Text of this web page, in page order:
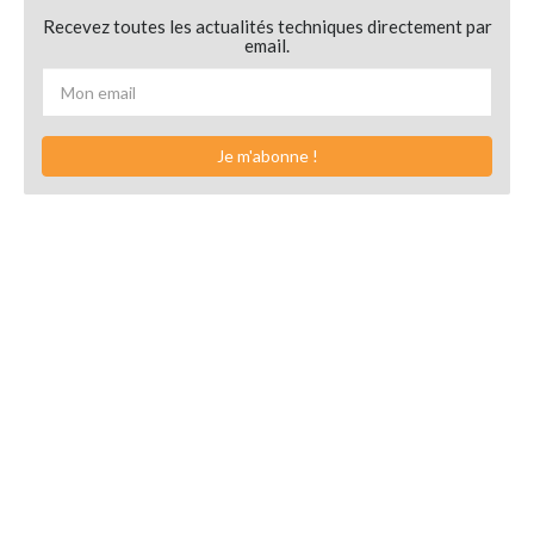
Recevez toutes les actualités techniques directement par
email.
Je m'abonne !